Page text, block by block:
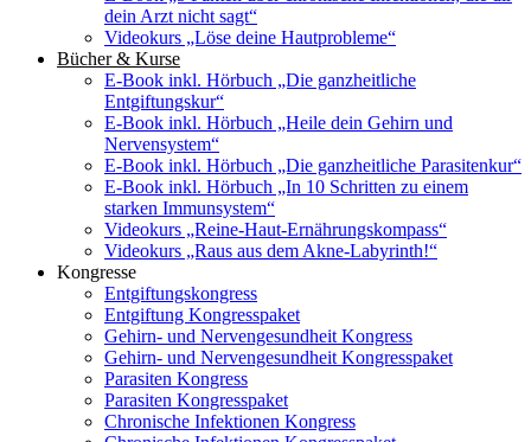
dein Arzt nicht sagt“
Videokurs „Löse deine Hautprobleme“
Bücher & Kurse
E-Book inkl. Hörbuch „Die ganzheitliche
Entgiftungskur“
E-Book inkl. Hörbuch „Heile dein Gehirn und
Nervensystem“
E-Book inkl. Hörbuch „Die ganzheitliche Parasitenkur“
E-Book inkl. Hörbuch „In 10 Schritten zu einem
starken Immunsystem“
Videokurs „Reine-Haut-Ernährungskompass“
Videokurs „Raus aus dem Akne-Labyrinth!“
Kongresse
Entgiftungskongress
Entgiftung Kongresspaket
Gehirn- und Nervengesundheit Kongress
Gehirn- und Nervengesundheit Kongresspaket
Parasiten Kongress
Parasiten Kongresspaket
Chronische Infektionen Kongress